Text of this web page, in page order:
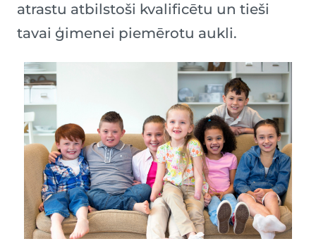
atrastu atbilstoši kvalificētu un tieši
tavai ģimenei piemērotu aukli.